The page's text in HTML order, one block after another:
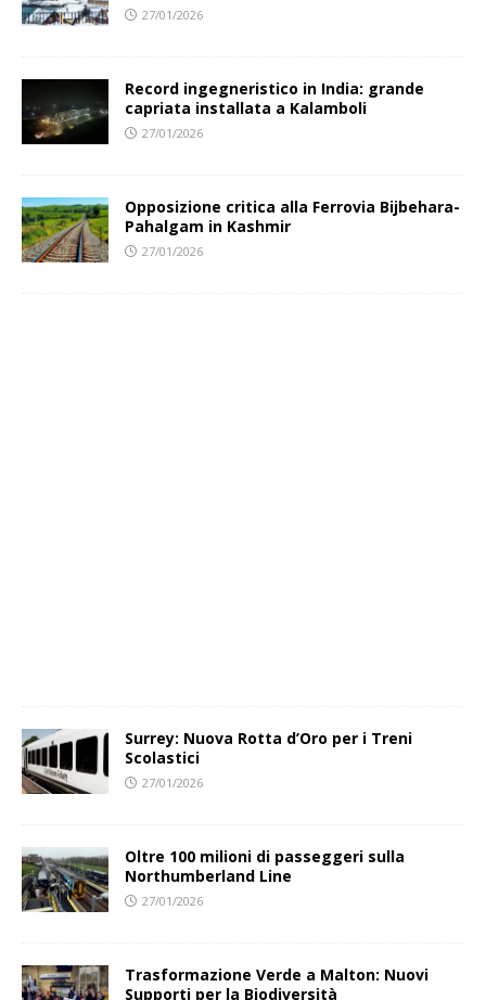
27/01/2026
Record ingegneristico in India: grande
capriata installata a Kalamboli
27/01/2026
Opposizione critica alla Ferrovia Bijbehara-
Pahalgam in Kashmir
27/01/2026
Surrey: Nuova Rotta d’Oro per i Treni
Scolastici
27/01/2026
Oltre 100 milioni di passeggeri sulla
Northumberland Line
27/01/2026
Trasformazione Verde a Malton: Nuovi
Supporti per la Biodiversità